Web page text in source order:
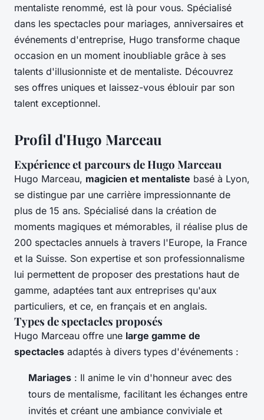
mentaliste renommé, est là pour vous. Spécialisé
dans les spectacles pour mariages, anniversaires et
événements d'entreprise, Hugo transforme chaque
occasion en un moment inoubliable grâce à ses
talents d'illusionniste et de mentaliste. Découvrez
ses offres uniques et laissez-vous éblouir par son
talent exceptionnel.
Profil d'Hugo Marceau
Expérience et parcours de Hugo Marceau
Hugo Marceau, magicien et mentaliste basé à Lyon,
se distingue par une carrière impressionnante de
plus de 15 ans. Spécialisé dans la création de
moments magiques et mémorables, il réalise plus de
200 spectacles annuels à travers l'Europe, la France
et la Suisse. Son expertise et son professionnalisme
lui permettent de proposer des prestations haut de
gamme, adaptées tant aux entreprises qu'aux
particuliers, et ce, en français et en anglais.
Types de spectacles proposés
Hugo Marceau offre une large gamme de
spectacles adaptés à divers types d'événements :
Mariages : Il anime le vin d'honneur avec des
tours de mentalisme, facilitant les échanges entre
invités et créant une ambiance conviviale et